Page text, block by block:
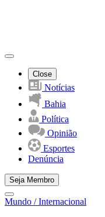
Close
Notícias
Bahia
Política
Opinião
Esportes
Denúncia
Seja Membro
Mundo / Internacional